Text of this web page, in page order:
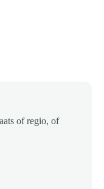
of regio, of